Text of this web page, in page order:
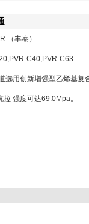
（丰泰）
C40,PVR-C63
选用创新增强型乙烯基复
强度可达69.0Mpa。